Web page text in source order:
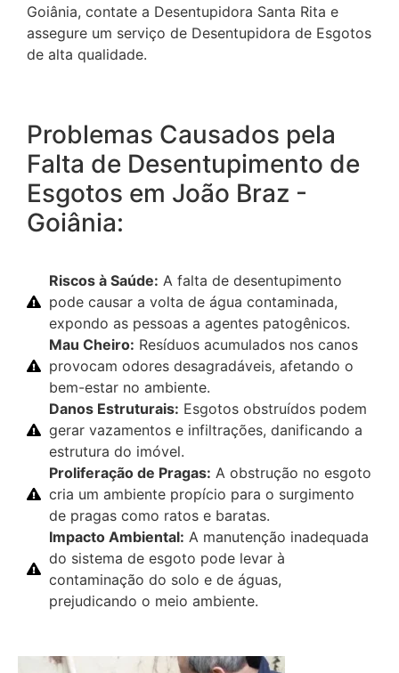
Goiânia, contate a Desentupidora Santa Rita e
assegure um serviço de Desentupidora de Esgotos
de alta qualidade.
Problemas Causados pela
Falta de Desentupimento de
Esgotos em João Braz -
Goiânia:
Riscos à Saúde: A falta de desentupimento
pode causar a volta de água contaminada,
expondo as pessoas a agentes patogênicos.
Mau Cheiro: Resíduos acumulados nos canos
provocam odores desagradáveis, afetando o
bem-estar no ambiente.
Danos Estruturais: Esgotos obstruídos podem
gerar vazamentos e infiltrações, danificando a
estrutura do imóvel.
Proliferação de Pragas: A obstrução no esgoto
cria um ambiente propício para o surgimento
de pragas como ratos e baratas.
Impacto Ambiental: A manutenção inadequada
do sistema de esgoto pode levar à
contaminação do solo e de águas,
prejudicando o meio ambiente.